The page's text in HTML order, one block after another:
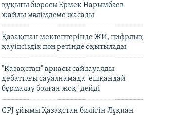
құқығы бюросы Ермек Нарымбаев
жайлы мәлімдеме жасады
Қазақстан мектептерінде ЖИ, цифрлық
қауіпсіздік пән ретінде оқытылады
"Қазақстан" арнасы сайлауалды
дебаттағы сауалнамада "ешқандай
бұрмалау болған жоқ" дейді
CPJ ұйымы Қазақстан билігін Лұқпан